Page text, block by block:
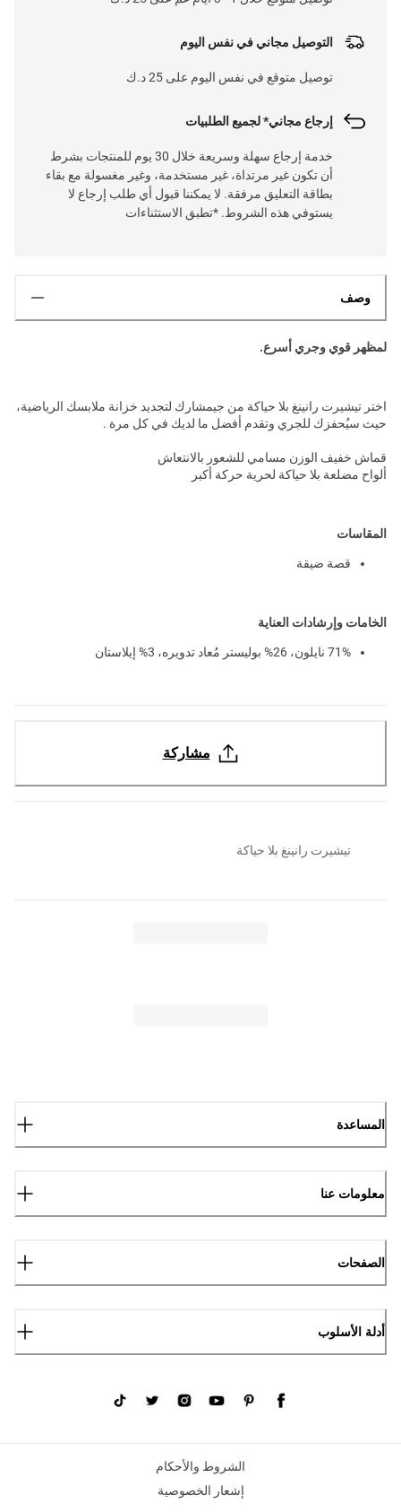
التوصيل مجاني في نفس اليوم
توصيل متوقع في نفس اليوم على 25 د.ك
إرجاع مجاني* لجميع الطلبيات
خدمة إرجاع سهلة وسريعة خلال 30 يوم للمنتجات بشرط
أن تكون غير مرتداة، غير مستخدمة، وغير مغسولة مع بقاء
بطاقة التعليق مرفقة. لا يمكننا قبول أي طلب إرجاع لا
يستوفي هذه الشروط. *تطبق الاستثناءات
وصف
لمظهر قوي وجري أسرع.
اختر تيشيرت رانينغ بلا حياكة من جيمشارك لتجديد خزانة ملابسك الرياضية،
حيث سيُحفزك للجري وتقدم أفضل ما لديك في كل مرة .
قماش خفيف الوزن مسامي للشعور بالانتعاش
ألواح مضلعة بلا حياكة لحرية حركة أكبر
المقاسات
قصة ضيقة
الخامات وإرشادات العناية
71% نايلون، 26% بوليستر مُعاد تدويره، 3% إيلاستان
مشاركة
تيشيرت رانينغ بلا حياكة
المساعدة
معلومات عنا
الصفحات
أدلة الأسلوب
الشروط والأحكام
إشعار الخصوصية